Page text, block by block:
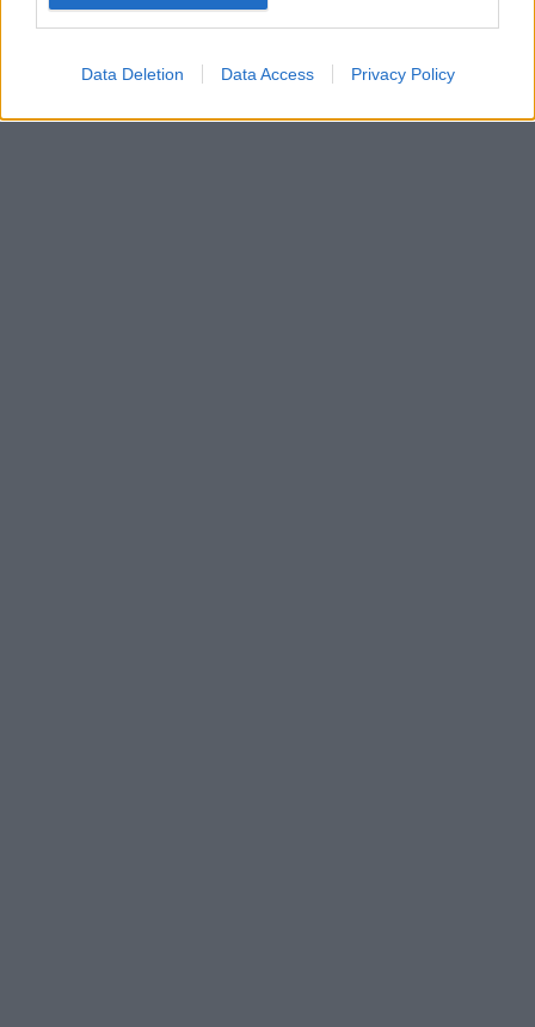
Data Deletion Data Access Privacy Policy